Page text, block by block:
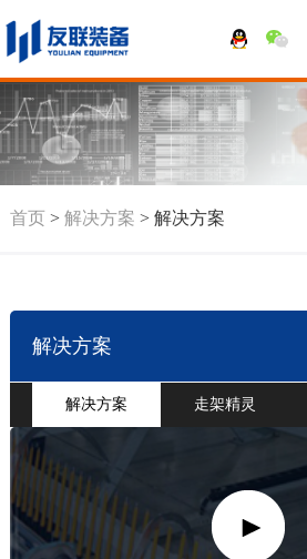
首页> 解决方案 > 解决方案
解决方案
解决方案 走架精灵